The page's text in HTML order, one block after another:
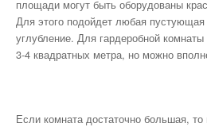
площади могут быть оборудованы
Для этого подойдет любая
углубление. Для гардеробной комнаты
3-4 квадратных метра, но можно
Если комната достаточно большая,